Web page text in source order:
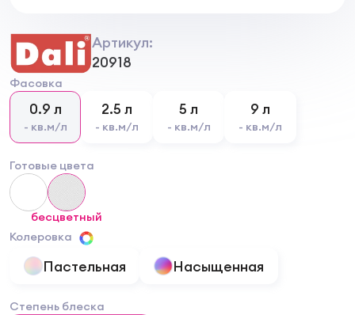
Артикул:
20918
Фасовка
0.9 л
- кв.м/л
2.5 л
- кв.м/л
5 л
- кв.м/л
9 л
- кв.м/л
Готовые цвета
бесцветный
Колеровка
Пастельная Насыщенная
Степень блеска